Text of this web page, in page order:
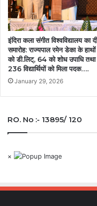
इंदिरा कला संगीत विश्वविद्यालय का
समारोह: राज्यपाल रमेन डेका के
को डी.लिट्, 64 को शोध उपाधि तथा
236 विद्यार्थियों को मिला पदक….
January 29, 2026
RO. No :- 13895/ 120
×